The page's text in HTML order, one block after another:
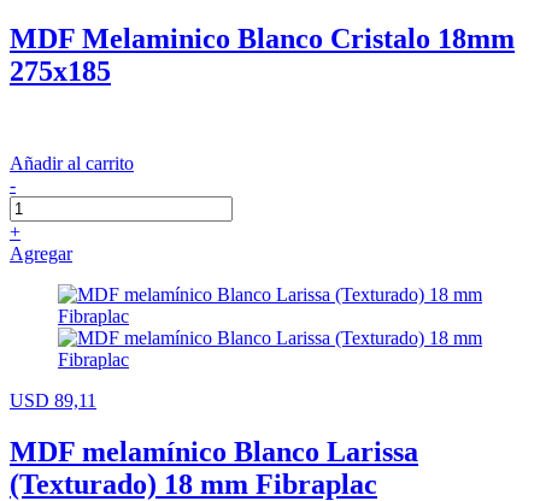
MDF Melaminico Blanco Cristalo 18mm
275x185
Añadir al carrito
-
+
Agregar
USD 89,11
MDF melamínico Blanco Larissa
(Texturado) 18 mm Fibraplac